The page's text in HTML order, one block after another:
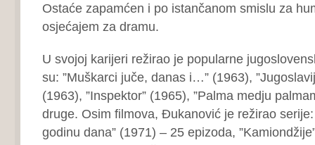
Ostaće zapamćen i po istančanom smislu za
osjećajem za dramu.
U svojoj karijeri režirao je popularne
su: ”Muškarci juče, danas i…” (1963),
(1963), ”Inspektor” (1965), ”Palma medju
druge. Osim filmova, Đukanović je režirao serije:
godinu dana” (1971) – 25 epizoda,